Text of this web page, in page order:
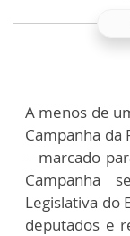
A menos de
Campanha
– marcado
Campanha
Legislativa do
deputados e